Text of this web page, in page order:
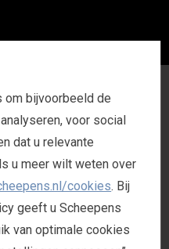
SLAG?
denkers & doeners
van jouw en onze
niet voor je, maar met
beste reclame. Wil je
om bijvoorbeeld de
voor social
dat u relevante
u meer wilt weten over
cookies. Bij
geeft u Scheepens
van optimale cookies